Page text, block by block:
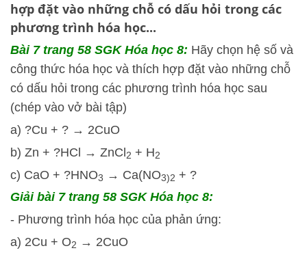
hợp đặt vào những chỗ có dấu hỏi trong các
phương trình hóa học...
Bài 7 trang 58 SGK Hóa học 8: Hãy chọn hệ số và
công thức hóa học và thích hợp đặt vào những chỗ
có dấu hỏi trong các phương trình hóa học sau
(chép vào vở bài tập)
a) ?Cu + ? → 2CuO
b) Zn + ?HCl → ZnCl 2 + H2
c) CaO + ?HNO3 → Ca(NO3)2 + ?
Giải bài 7 trang 58 SGK Hóa học 8:
- Phương trình hóa học của phản ứng:
a) 2Cu + O2 → 2CuO